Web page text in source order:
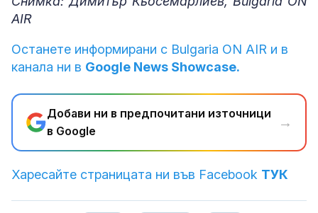
AIR
Останете информирани с Bulgaria ON AIR и в
канала ни в Google News Showcase.
Добави ни в предпочитани източници
в Google
→
Харесайте страницата ни във Facebook ТУК